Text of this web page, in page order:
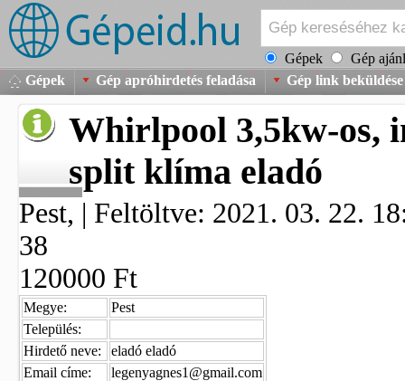
Gépek
Gép
Gépek
Gép apróhirdetés feladása Gép link beküldése
Whirlpool 3,5kw-os,
split klíma eladó
Pest, | Feltöltve: 2021. 03. 22.
38
120000 Ft
Megye:
Pest
Település:
Hirdető neve:
eladó eladó
Email címe:
legenyagnes1@gmail.com